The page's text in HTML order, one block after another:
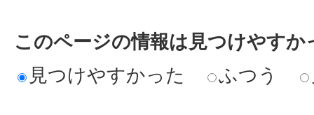
このページの情報は見つけやすか
見つけやすかった
ふつう